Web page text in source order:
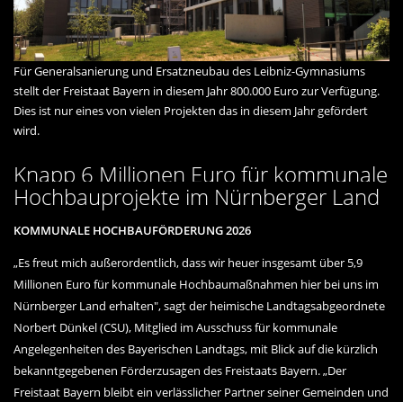
Für Generalsanierung und Ersatzneubau des Leibniz-Gymnasiums
stellt der Freistaat Bayern in diesem Jahr 800.000 Euro zur Verfügung.
Dies ist nur eines von vielen Projekten das in diesem Jahr gefördert
wird.
Knapp 6 Millionen Euro für kommunale
Hochbauprojekte im Nürnberger Land
KOMMUNALE HOCHBAUFÖRDERUNG 2026
Es freut mich außerordentlich, dass wir heuer insgesamt über 5,9
Millionen Euro für kommunale Hochbaumaßnahmen hier bei uns im
Nürnberger Land erhalten", sagt der heimische Landtagsabgeordnete
Norbert Dünkel (CSU), Mitglied im Ausschuss für kommunale
Angelegenheiten des Bayerischen Landtags, mit Blick auf die kürzlich
bekanntgegebenen Förderzusagen des Freistaats Bayern. „Der
Freistaat Bayern bleibt ein verlässlicher Partner seiner Gemeinden und